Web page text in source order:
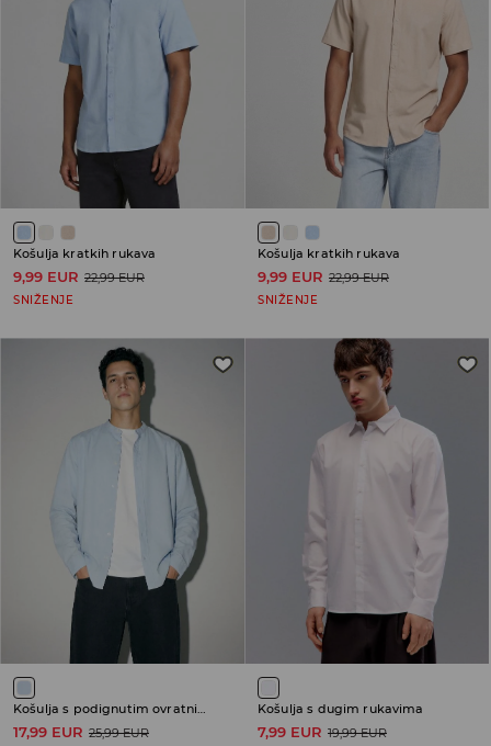
Košulja kratkih rukava
9,99 EUR 22,99 EUR
SNIŽENJE
Košulja kratkih rukava
9,99 EUR 22,99 EUR
SNIŽENJE
17,99 EUR 25,99 EUR
Košulja s dugim rukavima
7,99 EUR 19,99 EUR